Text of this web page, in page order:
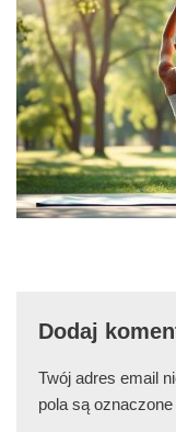
Dodaj
Twój adres email
pola są oznaczone